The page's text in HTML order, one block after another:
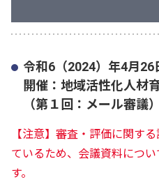
令和6（2024）年4月26
開催：地域活性化人材
（第１回：メール審議）
【注意】審査・評価に関す
ているため、会議資料につ
す。